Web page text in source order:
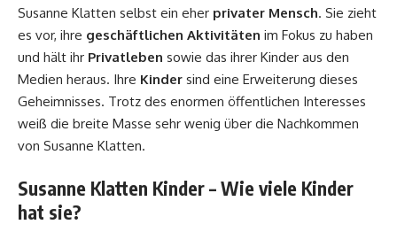
Susanne Klatten selbst ein eher privater Mensch. Sie zieht
es vor, ihre geschäftlichen Aktivitäten im Fokus zu haben
und hält ihr Privatleben sowie das ihrer Kinder aus den
Medien heraus. Ihre Kinder sind eine Erweiterung dieses
Geheimnisses. Trotz des enormen öffentlichen Interesses
weiß die breite Masse sehr wenig über die Nachkommen
von Susanne Klatten.
Susanne Klatten Kinder – Wie viele Kinder
hat sie?